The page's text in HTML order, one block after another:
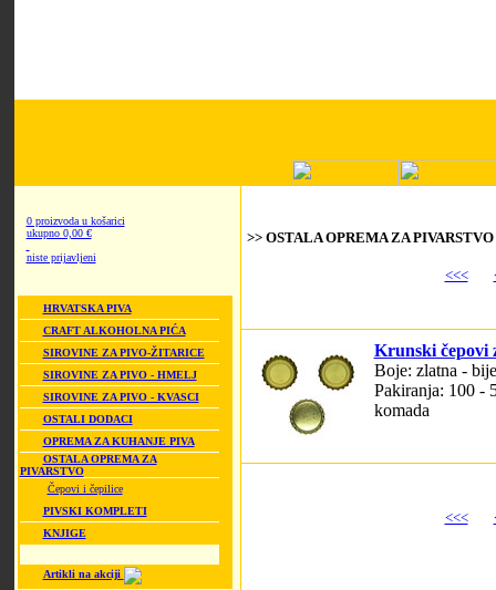
0 proizvoda u košarici
ukupno 0,00 €
niste prijavljeni
HRVATSKA PIVA
CRAFT ALKOHOLNA PIĆA
SIROVINE ZA PIVO-ŽITARICE
SIROVINE ZA PIVO - HMELJ
SIROVINE ZA PIVO - KVASCI
OSTALI DODACI
OPREMA ZA KUHANJE PIVA
OSTALA OPREMA ZA
PIVARSTVO
Čepovi i čepilice
PIVSKI KOMPLETI
KNJIGE
Artikli na akciji
>> OSTALA OPREMA ZA
<<<
Krunski čepovi
Boje: zlatna -
Pakiranja: 100 -
komada
<<<